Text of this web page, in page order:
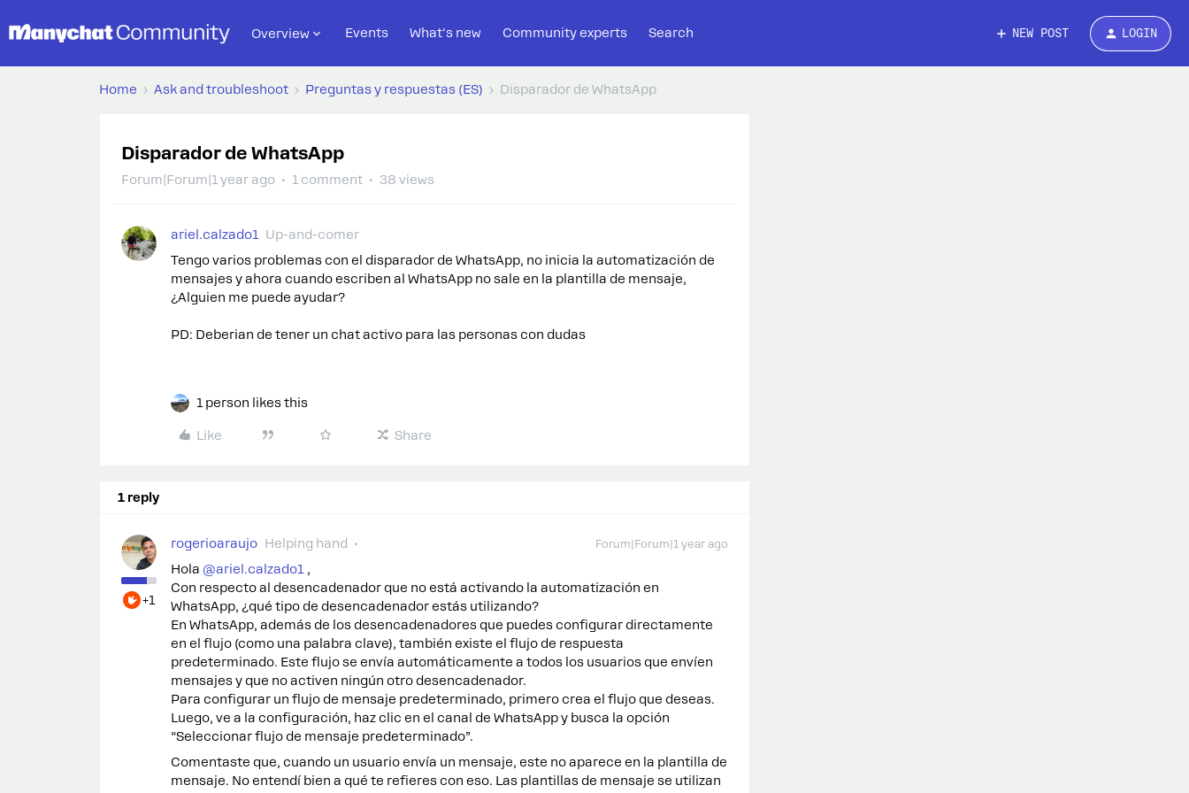
Overview Events What's new Community experts Search NEW POST LOGIN
Home Ask and troubleshoot Preguntas y respuestas (ES) Disparador de WhatsApp
Disparador de WhatsApp
Forum|Forum|1 year ago 1 comment 38 views
ariel.calzado1
Up-and-comer
Tengo varios problemas con el disparador de WhatsApp, no inicia la automatización de
mensajes y ahora cuando escriben al WhatsApp no sale en la plantilla de mensaje,
¿Alguien me puede ayudar?
PD: Deberian de tener un chat activo para las personas con dudas
1 person likes this
Like Share
1 reply
+1
rogerioaraujo Helping hand Forum|Forum|1 year ago
Hola ​ @ariel.calzado1 ,
Con respecto al desencadenador que no está activando la automatización en
WhatsApp, ¿qué tipo de desencadenador estás utilizando?
En WhatsApp, además de los desencadenadores que puedes configurar directamente
en el flujo (como una palabra clave), también existe el flujo de respuesta
predeterminado. Este flujo se envía automáticamente a todos los usuarios que envíen
mensajes y que no activen ningún otro desencadenador.
Para configurar un flujo de mensaje predeterminado, primero crea el flujo que deseas.
Luego, ve a la configuración, haz clic en el canal de WhatsApp y busca la opción
“Seleccionar flujo de mensaje predeterminado”.
Comentaste que, cuando un usuario envía un mensaje, este no aparece en la plantilla de
mensaje. No entendí bien a qué te refieres con eso. Las plantillas de mensaje se utilizan